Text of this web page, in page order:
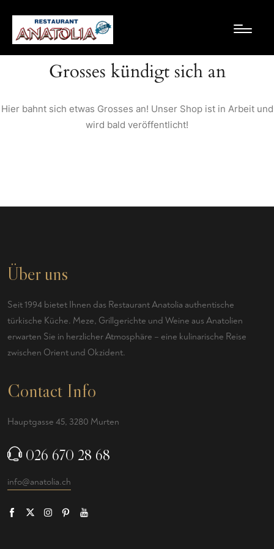
Grosses kündigt sich an
Hier bahnt sich etwas Grosses an! Unser Shop ist in Arbeit und
wird bald veröffentlicht!
Über uns
Seit 1994 bietet Ihnen das Restaurant Anatolia authentische
türkische Küche. Meze, Grillgerichte und Weine aus Anatolien
erwarten Sie in herzlicher Atmosphäre – eine kulinarische Reise
zwischen Orient und Okzident.
Contact Info
Hauptgasse 45, 3280 Murten
026 670 28 68
info@anatolia.ch